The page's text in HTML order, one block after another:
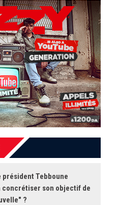
président Tebboune
son objectif de
?